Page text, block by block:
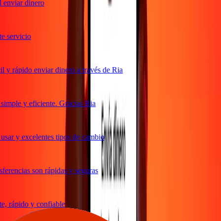
dinero
rápido enviar dinero a través de Ria
y eficiente. Gracias Ria
y excelentes tipos de cambio
son rápidas y seguras
rápido y confiable